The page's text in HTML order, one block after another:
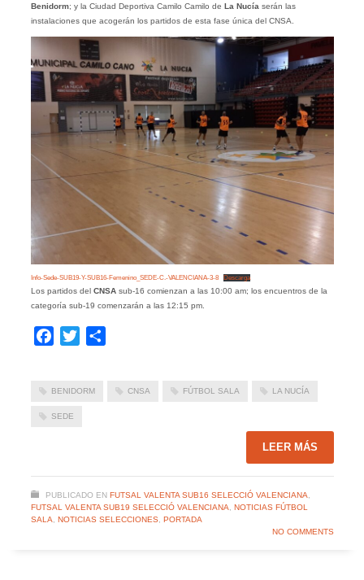
Benidorm; y la Ciudad Deportiva Camilo Camilo de La Nucía serán las
instalaciones que acogerán los partidos de esta fase única del CNSA.
Info-Sede-SUB19-Y-SUB16-Femenino_SEDE-C.-VALENCIANA-3-8 Descarga
Los partidos del CNSAsub-16 comienzan a las 10:00 am; los encuentros de la
categoría sub-19 comenzarán a las 12:15 pm.
Facebook
Twitter
BENIDORM CNSA FÚTBOL SALA LA NUCÍA
SEDE
LEER MÁS
PUBLICADO EN FUTSAL VALENTA SUB16 SELECCIÓ VALENCIANA,
FUTSAL VALENTA SUB19 SELECCIÓ VALENCIANA, NOTICIAS FÚTBOL
SALA, NOTICIAS SELECCIONES, PORTADA
NO COMMENTS